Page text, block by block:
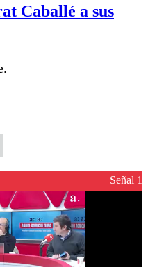
Caballé a sus
Señal 1